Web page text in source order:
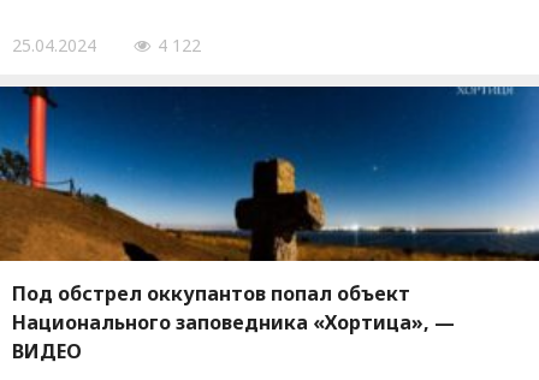
25.04.2024 4 122
Под обстрел оккупантов попал объект
Национального заповедника «Хортица», —
ВИДЕО